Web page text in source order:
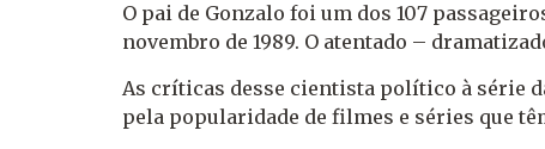
O pai de Gonzalo foi um dos 107
novembro de 1989. O atentado –
As críticas desse cientista político à série
pela popularidade de filmes e séries que